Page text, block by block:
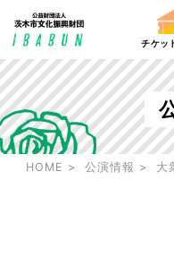
チケッ
HOME 公演情報 大